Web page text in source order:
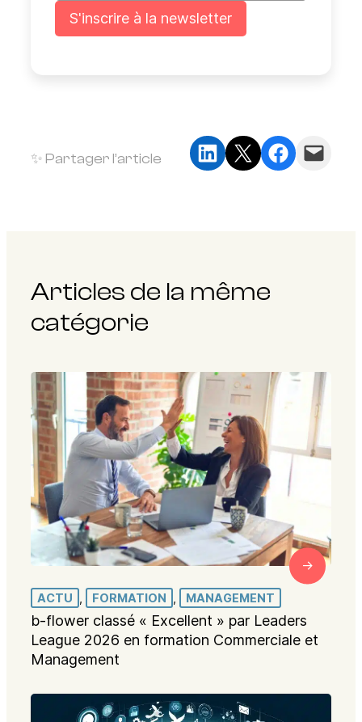
✨ Partager l’article Partager sur LinkedIn
Partager sur X Partager sur
Envoyer cette page par e-mail
Articles de la même
catégorie
ACTU FORMATION MANAGEMENT
b-flower classé « Excellent » par Leaders
League 2026 en formation Commerciale et
Management